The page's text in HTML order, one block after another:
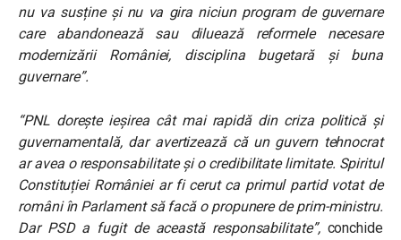
nu va susține și nu va gira niciun program de guvernare
care abandonează sau diluează reformele necesare
modernizării României, disciplina bugetară și buna
guvernare”.
“PNL dorește ieșirea cât mai rapidă din criza politică și
guvernamentală, dar avertizează că un guvern tehnocrat
ar avea o responsabilitate și o credibilitate limitate. Spiritul
Constituției României ar fi cerut ca primul partid votat de
români în Parlament să facă o propunere de prim-ministru.
Dar PSD a fugit de această responsabilitate”, conchide